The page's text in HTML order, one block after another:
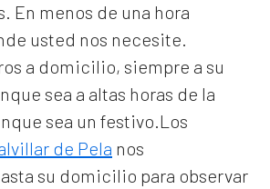
En menos de una hora
usted nos necesite.
a domicilio, siempre a su
sea a altas horas de la
sea un festivo.Los
de Pela nos
su domicilio para observar